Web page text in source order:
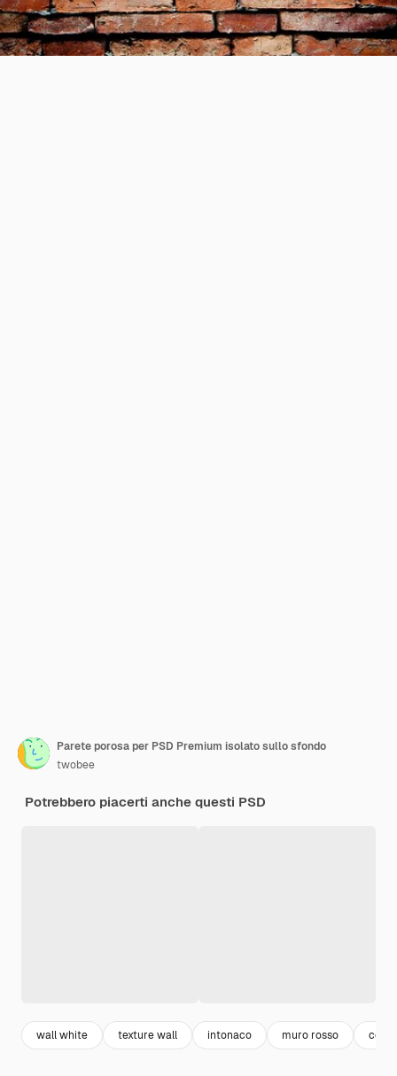
Parete porosa per PSD Premium isolato sullo sfondo
twobee
Potrebbero piacerti anche questi PSD
wall white texture wall intonaco muro rosso